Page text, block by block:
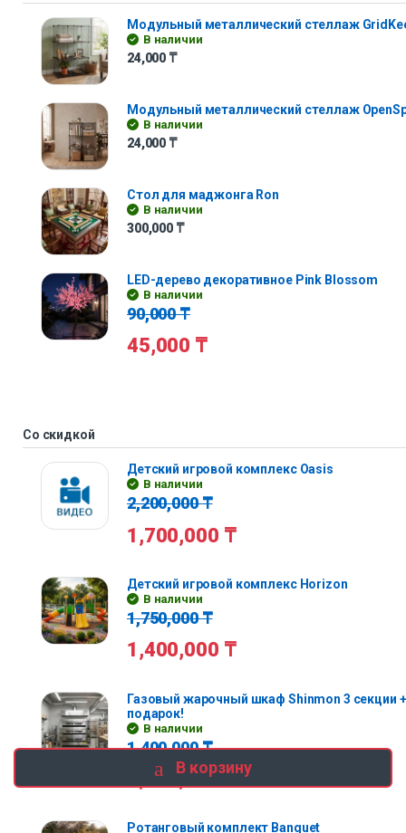
В корзину
Модульный металлический стеллаж
В наличии
24,000 ₸
Модульный металлический стеллаж
В наличии
24,000 ₸
Стол для маджонга Ron
В наличии
300,000 ₸
LED-дерево декоративное Pink Blossom
В наличии
90,000₸
45,000 ₸
Со скидкой
Детский игровой комплекс Oasis
В наличии
2,200,000₸
1,700,000 ₸
Детский игровой комплекс Horizon
В наличии
1,750,000₸
1,400,000 ₸
Газовый жарочный шкаф Shinmon 3 секции
подарок!
В наличии
1,400,000₸
1,120,000₸
Ротанговый комплект Banquet